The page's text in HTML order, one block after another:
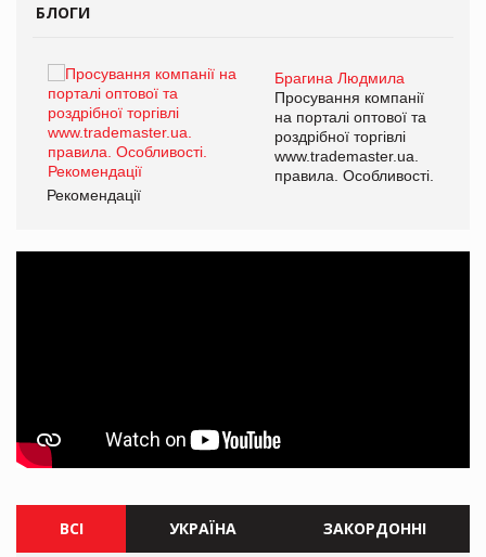
БЛОГИ
Брагина Людмила
Просування компанії
на порталі оптової та
роздрібної торгівлі
www.trademaster.ua.
правила. Особливості.
Рекомендації
ВСІ УКРАЇНА ЗАКОРДОННІ